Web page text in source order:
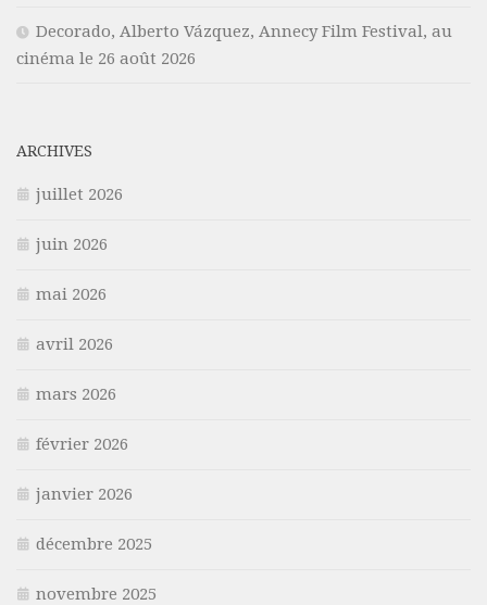
Decorado, Alberto Vázquez, Annecy Film Festival, au
cinéma le 26 août 2026
ARCHIVES
juillet 2026
juin 2026
mai 2026
avril 2026
mars 2026
février 2026
janvier 2026
décembre 2025
novembre 2025